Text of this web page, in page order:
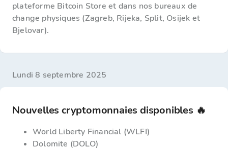
plateforme Bitcoin Store et dans nos bureaux de
change physiques (Zagreb, Rijeka, Split, Osijek et
Bjelovar).
lundi 8 septembre 2025
Nouvelles cryptomonnaies disponibles 🔥
World Liberty Financial (WLFI)
Dolomite (DOLO)